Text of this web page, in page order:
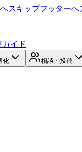
スキップフッターへ
ガイド
化 相談・投稿